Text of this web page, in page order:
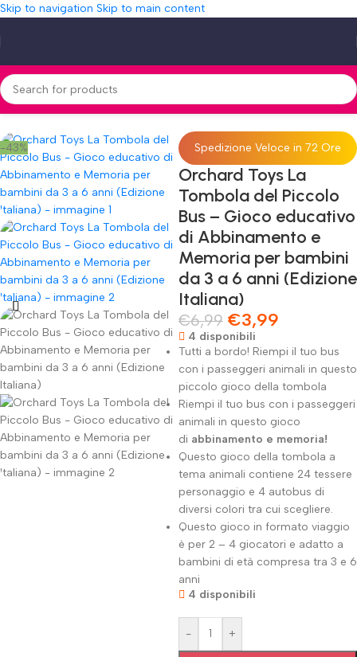
Skip to navigation Skip to main content
e Memoria per bambini da 3 a 6 anni (Edizione Italiana)
-43% Spedizione Veloce in 72 Ore
Orchard Toys La
Tombola del Piccolo
Bus – Gioco educativo
di Abbinamento e
Memoria per bambini
da 3 a 6 anni (Edizione
Italiana)
€6,99 €3,99
4 disponibili
Tutti a bordo! Riempi il tuo bus
con i passeggeri animali in questo
piccolo gioco della tombola
Riempi il tuo bus con i passeggeri
animali in questo gioco
di abbinamento e memoria!
Questo gioco della tombola a
tema animali contiene 24 tessere
personaggio e 4 autobus di
diversi colori tra cui scegliere.
Questo gioco in formato viaggio
è per 2 – 4 giocatori e adatto a
bambini di età compresa tra 3 e 6
anni
4 disponibili
- +